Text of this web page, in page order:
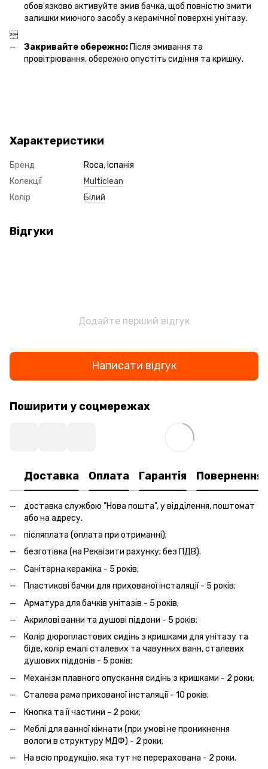
обов'язково активуйте змив бачка, щоб повністю змити
залишки миючого засобу з керамічної поверхні унітазу.

Закривайте обережно: Після змивання та
провітрювання, обережно опустіть сидіння та кришку.
Характеристики
Бренд
Roca, Іспанія
Колекції
Multiclean
Колір
Білий
Відгуки
Додайте перший відгук
Написати відгук
Поширити у соцмережах
Доставка Оплата Гарантія Повернення
доставка службою "Нова пошта", у відділення, поштомат
або на адресу.
післяплата (оплата при отриманні);
безготівка (на Реквізити рахунку; без ПДВ).
Санітарна кераміка - 5 років;
Пластикові бачки для прихованої інсталяції - 5 років;
Арматура для бачків унітазів - 5 років;
Акрилові ванни та душові піддони - 5 років;
Колір дюропластових сидінь з кришками для унітазу та
біде, колір емалі сталевих та чавунних ванн, сталевих
душових піддонів - 5 років;
Механізм плавного опускання сидінь з кришками - 2 роки;
Сталева рама прихованої інсталяції - 10 років;
Кнопка та її частини - 2 роки;
Меблі для ванної кімнати (при умові не проникнення
вологи в структуру МДФ) - 2 роки;
На всю продукцію, яка тут не перерахована - 2 роки.